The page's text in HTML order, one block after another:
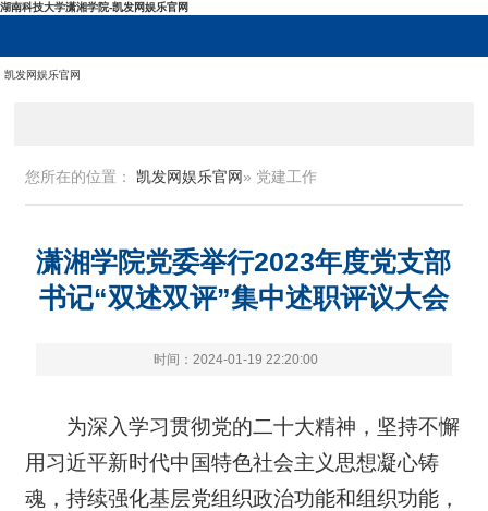
湖南科技大学潇湘学院-凯发网娱乐官网
凯发网娱乐官网
您所在的位置：凯发网娱乐官网» 党建工作
潇湘学院党委举行2023年度党支部
书记“双述双评”集中述职评议大会
时间：2024-01-19 22:20:00
为深入学习贯彻党的二十大精神，坚持不懈
用习近平新时代中国特色社会主义思想凝心铸
魂，持续强化基层党组织政治功能和组织功能，